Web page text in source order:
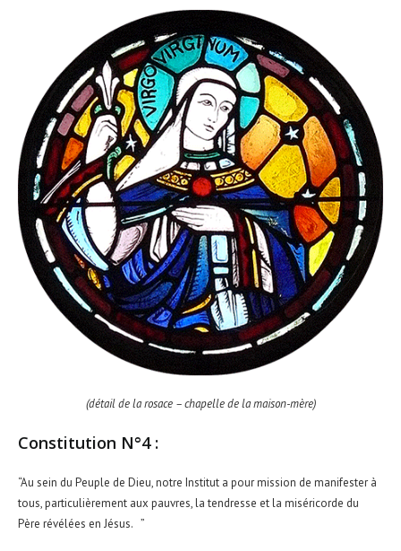
(détail de la rosace – chapelle de la maison-mère)
Constitution N°4 :
“Au sein du Peuple de Dieu, notre Institut a pour mission de manifester à
tous, particulièrement aux pauvres, la tendresse et la miséricorde du
Père révélées en Jésus. ”